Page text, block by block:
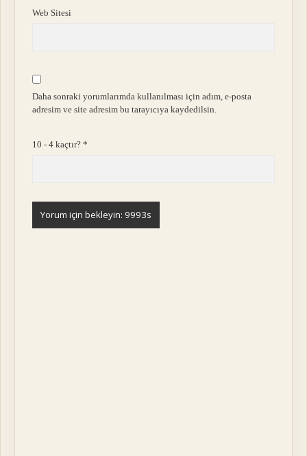
Web Sitesi
Daha sonraki yorumlarımda kullanılması için adım, e-posta
adresim ve site adresim bu tarayıcıya kaydedilsin.
10 - 4 kaçtır?*